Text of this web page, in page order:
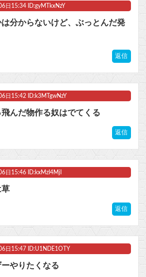
【ラブライブ！】今週のハマタ歌謡祭にもふりさん出るじゃねーか他
の断片的すぎるドラゴンボール知識
【ウマ娘】わたしの全力受け止めて♡ ←「またへんないきものがふえてる…」
万円へ。ドル円は147円に
Powered by livedoor 相互RSS
日15:34 ID:gyMTkxNzY
分からないけど、ぶっとんだ発
返信
日15:42 ID:k3MTgwNzY
んだ物作る奴はでてくる
返信
日15:46 ID:kxMzI4MjI
草
返信
日15:47 ID:U1NDE1OTY
やりたくなる